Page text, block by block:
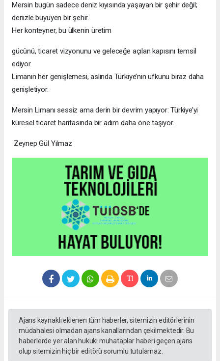
Mersin bugün sadece deniz kıyısında yaşayan bir şehir değil;
denizle büyüyen bir şehir.
Her konteyner, bu ülkenin üretim
gücünü, ticaret vizyonunu ve geleceğe açılan kapısını temsil
ediyor.
Limanın her genişlemesi, aslında Türkiye’nin ufkunu biraz daha
genişletiyor.
Mersin Limanı sessiz ama derin bir devrim yapıyor: Türkiye’yi
küresel ticaret haritasında bir adım daha öne taşıyor.
Zeynep Gül Yılmaz
Ajans kaynaklı eklenen tüm haberler, sitemizin editörlerinin
müdahalesi olmadan ajans kanallarından çekilmektedir. Bu
haberlerde yer alan hukuki muhataplar haberi geçen ajans
olup sitemizin hiç bir editörü sorumlu tutulamaz.